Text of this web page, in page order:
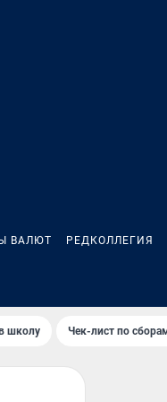
ВАЛЮТ РЕДКОЛЛЕГИЯ
школу Чек-лист по